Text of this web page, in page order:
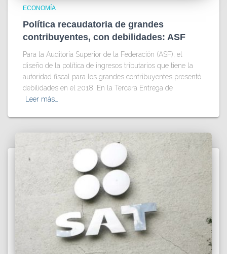
ECONOMÍA
Política recaudatoria de grandes
contribuyentes, con debilidades: ASF
Para la Auditoría Superior de la Federación (ASF), el
diseño de la política de ingresos tributarios que tiene la
autoridad fiscal para los grandes contribuyentes presentó
debilidades en el 2018. En la Tercera Entrega de
Leer más…